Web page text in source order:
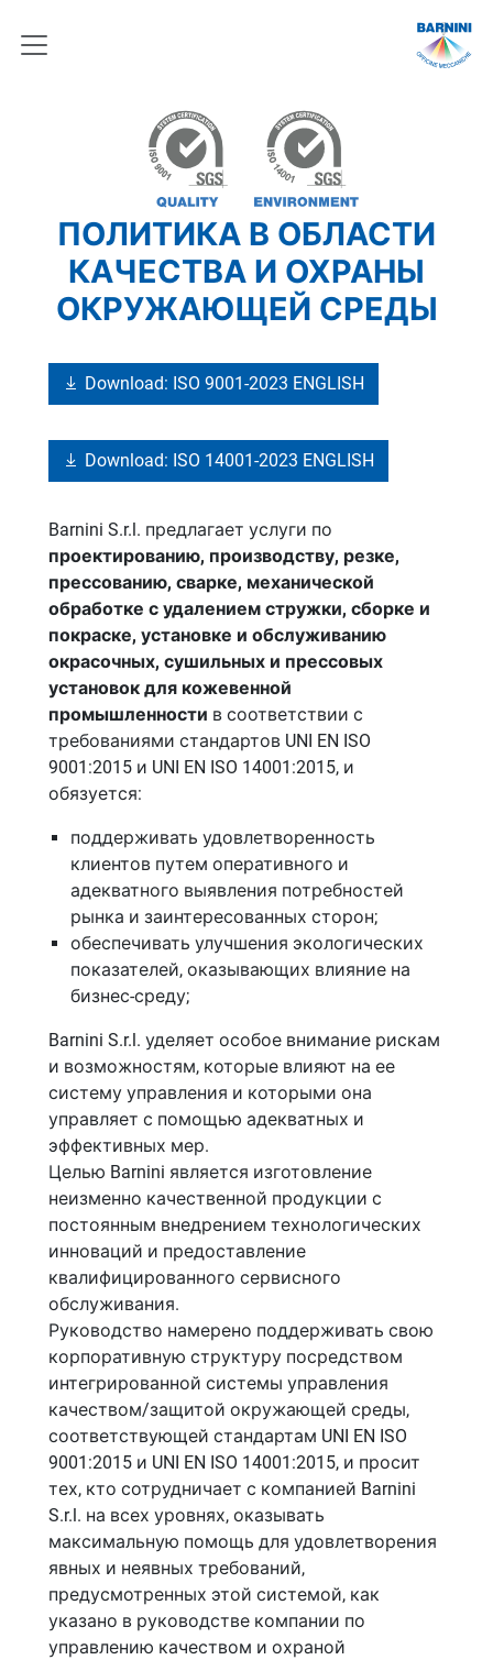
ПОЛИТИКА В ОБЛАСТИ
КАЧЕСТВА И ОХРАНЫ
ОКРУЖАЮЩЕЙ СРЕДЫ
Download: ISO 9001-2023 ENGLISH
Download: ISO 14001-2023 ENGLISH
Barnini S.r.l. предлагает услуги по
проектированию, производству, резке,
прессованию, сварке, механической
обработке с удалением стружки, сборке и
покраске, установке и обслуживанию
окрасочных, сушильных и прессовых
установок для кожевенной
промышленности в соответствии с
требованиями стандартов UNI EN ISO
9001:2015 и UNI EN ISO 14001:2015, и
обязуется:
поддерживать удовлетворенность
клиентов путем оперативного и
адекватного выявления потребностей
рынка и заинтересованных сторон;
обеспечивать улучшения экологических
показателей, оказывающих влияние на
бизнес-среду;
Barnini S.r.l. уделяет особое внимание рискам
и возможностям, которые влияют на ее
систему управления и которыми она
управляет с помощью адекватных и
эффективных мер.
Целью Barnini является изготовление
неизменно качественной продукции с
постоянным внедрением технологических
инноваций и предоставление
квалифицированного сервисного
обслуживания.
Руководство намерено поддерживать свою
корпоративную структуру посредством
интегрированной системы управления
качеством/защитой окружающей среды,
соответствующей стандартам UNI EN ISO
9001:2015 и UNI EN ISO 14001:2015, и просит
тех, кто сотрудничает с компанией Barnini
S.r.l. на всех уровнях, оказывать
максимальную помощь для удовлетворения
явных и неявных требований,
предусмотренных этой системой, как
указано в руководстве компании по
управлению качеством и охраной